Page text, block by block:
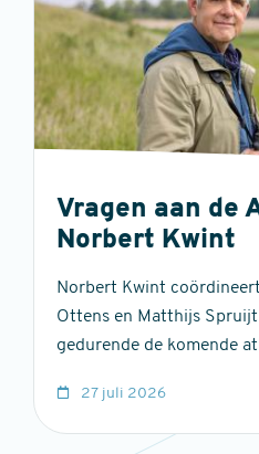
Vragen aan de
Norbert Kwint
Norbert Kwint
Ottens en Matthijs
gedurende de komende
27 juli 2026